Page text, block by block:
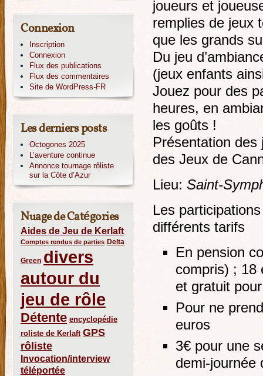
joueurs et
remplies de jeux
que les grands
Du jeu
(jeux enfants
Jouez pour des
heures, en
les goûts !
Présentation des
des Jeux de
Lieu: Saint-
Les
différents tarifs
En pension
compris) ; 18
et gratuit
Pour ne
euros
3€ pour une
demi-journée
Connexion
Inscription
Connexion
Flux des publications
Flux des commentaires
Site de WordPress-FR
Les derniers posts
Octogones 2025
L’aventure continue
Annonce tournage rôliste
sur la Côte d’Azur
Nuage de Catégories
Aides de Jeu de Kerlaft
Comptes rendus de parties Delta
Green divers
autour du
jeu de rôle
Détente encyclopédie
roliste de Kerlaft GPS
rôliste
Invocation/interview
téléportée